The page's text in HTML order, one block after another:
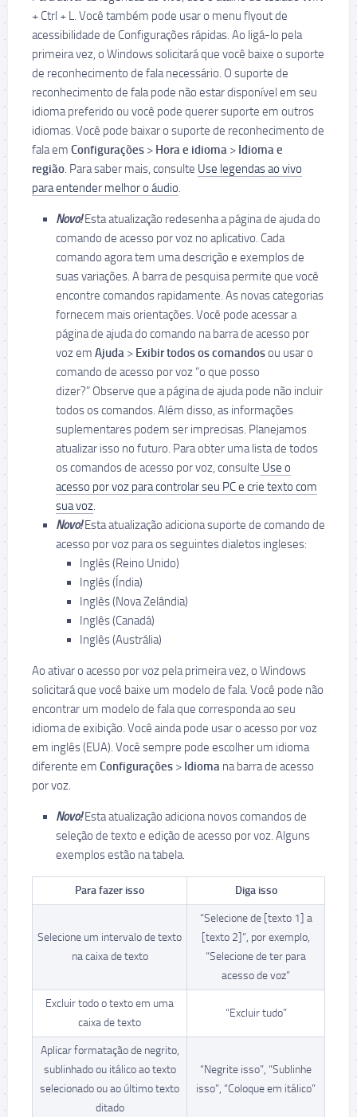
+ Ctrl + L. Você também pode usar o menu flyout de
acessibilidade de Configurações rápidas. Ao ligá-lo pela
primeira vez, o Windows solicitará que você baixe o suporte
de reconhecimento de fala necessário. O suporte de
reconhecimento de fala pode não estar disponível em seu
idioma preferido ou você pode querer suporte em outros
idiomas. Você pode baixar o suporte de reconhecimento de
fala em Configurações > Hora e idioma > Idioma e
região. Para saber mais, consulte Use legendas ao vivo
para entender melhor o áudio.
Novo!Esta atualização redesenha a página de ajuda do
comando de acesso por voz no aplicativo. Cada
comando agora tem uma descrição e exemplos de
suas variações. A barra de pesquisa permite que você
encontre comandos rapidamente. As novas categorias
fornecem mais orientações. Você pode acessar a
página de ajuda do comando na barra de acesso por
voz em Ajuda > Exibir todos os comandosou usar o
comando de acesso por voz “o que posso
dizer?” Observe que a página de ajuda pode não incluir
todos os comandos. Além disso, as informações
suplementares podem ser imprecisas. Planejamos
atualizar isso no futuro. Para obter uma lista de todos
os comandos de acesso por voz, consulte Use o
acesso por voz para controlar seu PC e crie texto com
sua voz.
Novo!Esta atualização adiciona suporte de comando de
acesso por voz para os seguintes dialetos ingleses:
Inglês (Reino Unido)
Inglês (Índia)
Inglês (Nova Zelândia)
Inglês (Canadá)
Inglês (Austrália)
Ao ativar o acesso por voz pela primeira vez, o Windows
solicitará que você baixe um modelo de fala. Você pode não
encontrar um modelo de fala que corresponda ao seu
idioma de exibição. Você ainda pode usar o acesso por voz
em inglês (EUA). Você sempre pode escolher um idioma
diferente em Configurações > Idioma na barra de acesso
por voz.
Novo!Esta atualização adiciona novos comandos de
seleção de texto e edição de acesso por voz. Alguns
exemplos estão na tabela.
Para fazer isso Diga isso
Selecione um intervalo de texto
na caixa de texto
“Selecione de [texto 1] a
[texto 2]”, por exemplo,
“Selecione de ter para
acesso de voz”
Excluir todo o texto em uma
caixa de texto
“Excluir tudo”
Aplicar formatação de negrito,
sublinhado ou itálico ao texto
selecionado ou ao último texto
ditado
“Negrite isso”, “Sublinhe
isso”, “Coloque em itálico”